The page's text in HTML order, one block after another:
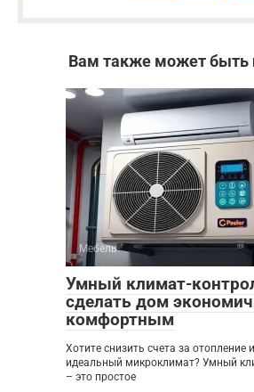
Вам также может быть
Мебель
Умный климат-
сделать дом
комфортным
Хотите снизить счета за отопление
идеальный микроклимат? Умный
– это простое